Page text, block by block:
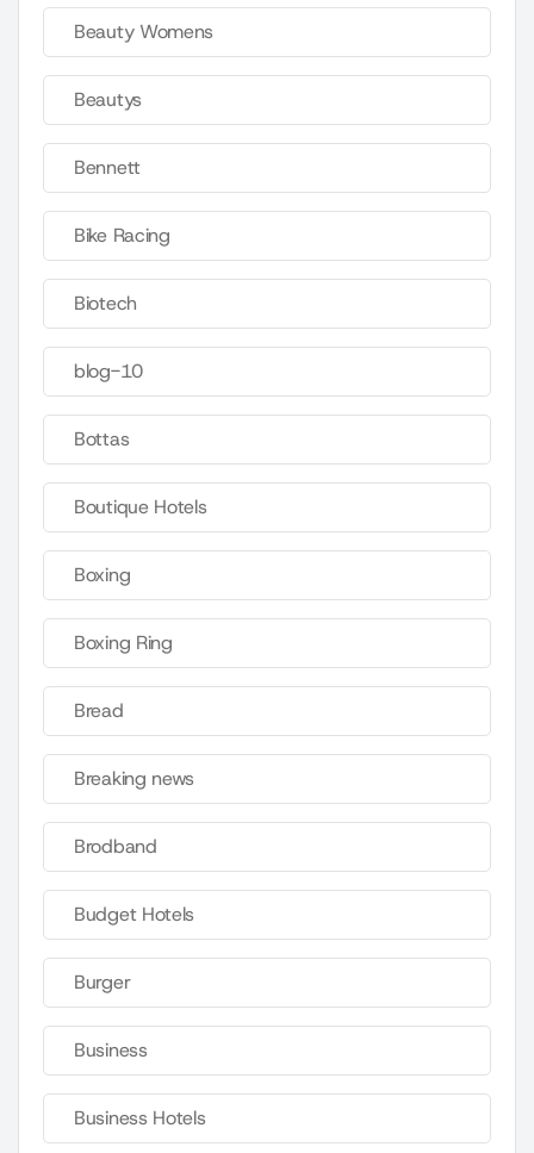
Beauty Womens
Beautys
Bennett
Bike Racing
Biotech
blog-10
Bottas
Boutique Hotels
Boxing
Boxing Ring
Bread
Breaking news
Brodband
Budget Hotels
Burger
Business
Business Hotels